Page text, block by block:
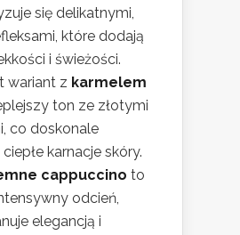
się delikatnymi,
które dodają
i świeżości.
wariant z karmelem
ton ze złotymi
co doskonale
karnacje skóry.
cappuccino to
odcień,
elegancją i